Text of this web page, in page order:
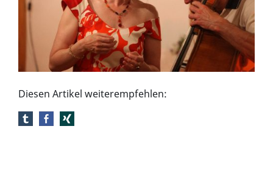
Diesen Artikel weiterempfehlen: